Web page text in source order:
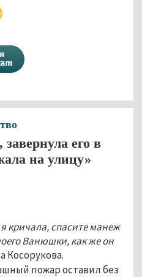
его в
на улицу»
кричала, спасите манеж
Ванюшки, как же он
Косорукова.
пожар оставил без